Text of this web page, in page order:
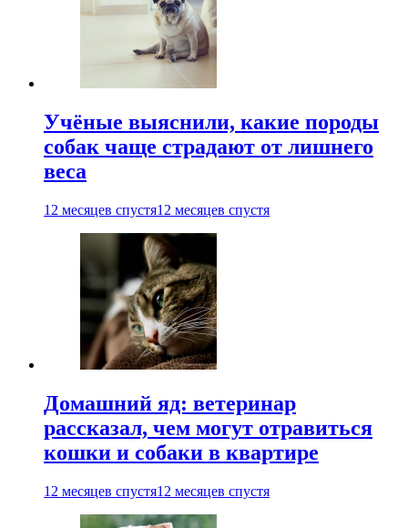
Учёные выяснили, какие породы
собак чаще страдают от лишнего
веса
12 месяцев спустя12 месяцев спустя
Домашний яд: ветеринар
рассказал, чем могут отравиться
кошки и собаки в квартире
12 месяцев спустя12 месяцев спустя